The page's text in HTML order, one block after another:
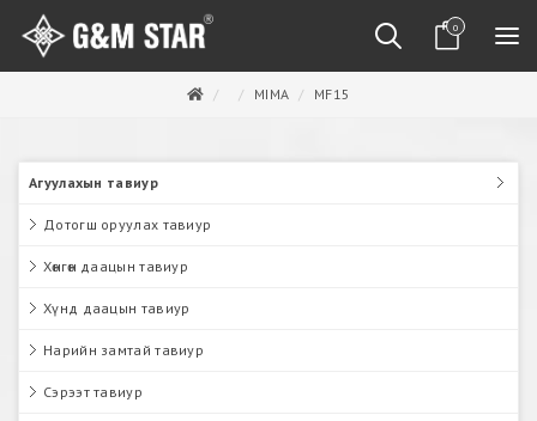
0
MIMA MF15
Агуулахын тавиур
Дотогш оруулах тавиур
Хөнгөн даацын тавиур
Хүнд даацын тавиур
Нарийн замтай тавиур
Сэрээт тавиур